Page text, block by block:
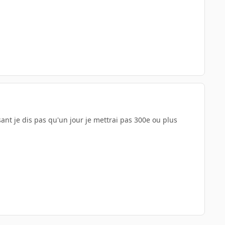
je dis pas qu'un jour je mettrai pas 300e ou plus